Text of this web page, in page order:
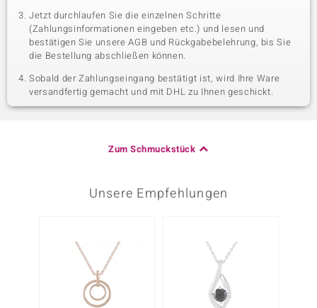
Jetzt durchlaufen Sie die einzelnen Schritte
(Zahlungsinformationen eingeben etc.) und lesen und
bestätigen Sie unsere AGB und Rückgabebelehrung, bis Sie
die Bestellung abschließen können.
Sobald der Zahlungseingang bestätigt ist, wird Ihre Ware
versandfertig gemacht und mit DHL zu Ihnen geschickt.
Zum Schmuckstück
Unsere Empfehlungen